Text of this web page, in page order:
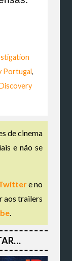
Portugal,
de cinema
e não se
e no
aos trailers